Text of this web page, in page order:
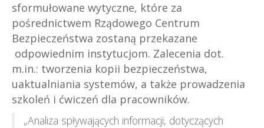
sformułowane wytyczne, które za
pośrednictwem Rządowego Centrum
Bezpieczeństwa zostaną przekazane
odpowiednim instytucjom. Zalecenia dot.
m.in.: tworzenia kopii bezpieczeństwa,
uaktualniania systemów, a także prowadzenia
szkoleń i ćwiczeń dla pracowników.
„Analiza spływających informacji, dotyczących